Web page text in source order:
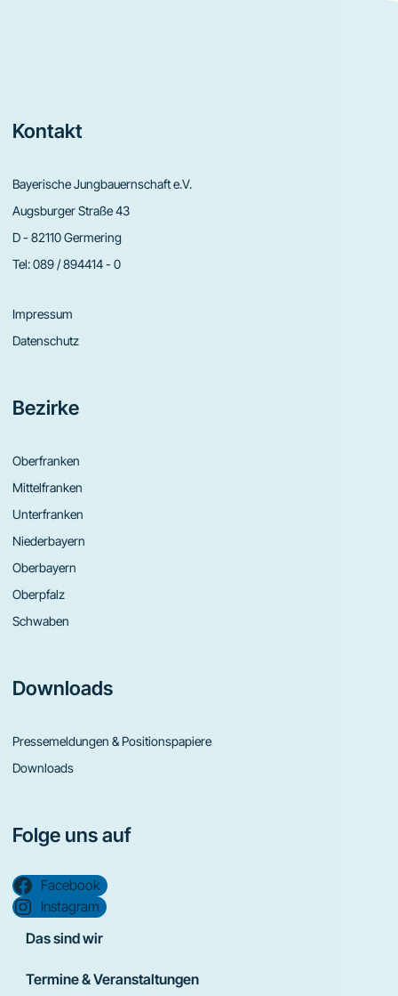
Footer
Kontakt
Bayerische Jungbauernschaft e.V.
Augsburger Straße 43
D - 82110 Germering
Tel:089 / 894414 - 0
Impressum
Datenschutz
Bezirke
Oberfranken
Mittelfranken
Unterfranken
Niederbayern
Oberbayern
Oberpfalz
Schwaben
Downloads
Pressemeldungen & Positionspapiere
Downloads
Folge uns auf
Facebook
Instagram
Das sind wir
Termine & Veranstaltungen